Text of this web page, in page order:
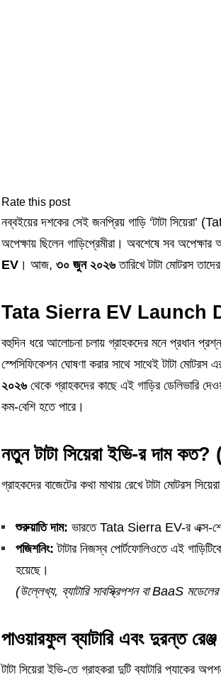
Rate this post
নব্বইয়ের দশকের সেই জনপ্রিয় গাড়ি ‘টাটা
অপেক্ষায় ছিলেন গাড়িপ্রেমীরা। অবশেষে সব অপেক্ষার
EV। আজ, ৩০ জুন ২০২৬তারিখে টাটা মোটরস
Tata Sierra EV Launch
বহুদিন ধরে আলোচনা চলায় গ্রাহকদের মনে প্রধান
স্পেসিফিকেশন ঘোষণা করার সাথে সাথেই টাটা
২০২৬থেকে গ্রাহকদের কাছে এই গাড়ির ডেলিভারি
কম-বেশি হতে পারে।
নতুন টাটা সিয়েরা ইভি-র দাম
গ্রাহকদের বাজেটের কথা মাথায় রেখে টাটা মোটরস
শুরুয়াতি দাম: ভারতে Tata Sierra EV-র এক্স-
পজিশনিং: টাটার নিজস্ব পোর্টফোলিওতে এই
হয়েছে।
(উল্লেখ্য, ব্যাটারি সাবস্ক্রিপশন বা BaaS
পাওয়ারফুল ব্যাটারি এবং
টাটা সিয়েরা ইভি-তে গ্রাহকরা দুটি ব্যাটারি প্যাকের